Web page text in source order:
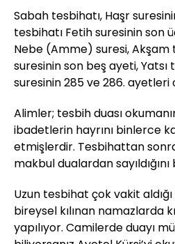
Sabah tesbihatı, Haşr
tesbihatı Fetih suresinin son
Nebe (Amme) suresi, Akşam
suresinin son beş ayeti, Yatsı
suresinin 285 ve 286.
Alimler; tesbih duası
ibadetlerin hayrını binlerce
etmişlerdir. Tesbihattan sonra
makbul dualardan
Uzun tesbihat çok vakit
bireysel kılınan namazlarda
yapılıyor. Camilerde duayı